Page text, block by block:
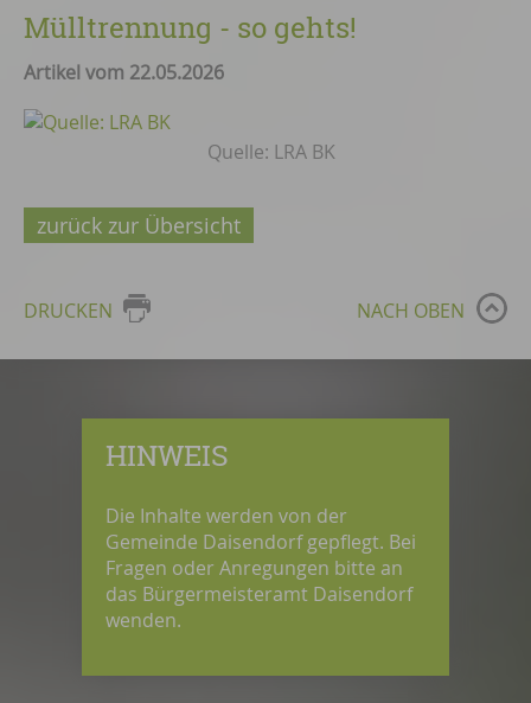
Mülltrennung - so gehts!
Artikel vom 22.05.2026
Quelle: LRA BK
zurück zur Übersicht
DRUCKEN NACH OBEN
HINWEIS
Die Inhalte werden von der
Gemeinde Daisendorf gepflegt. Bei
Fragen oder Anregungen bitte an
das Bürgermeisteramt Daisendorf
wenden.